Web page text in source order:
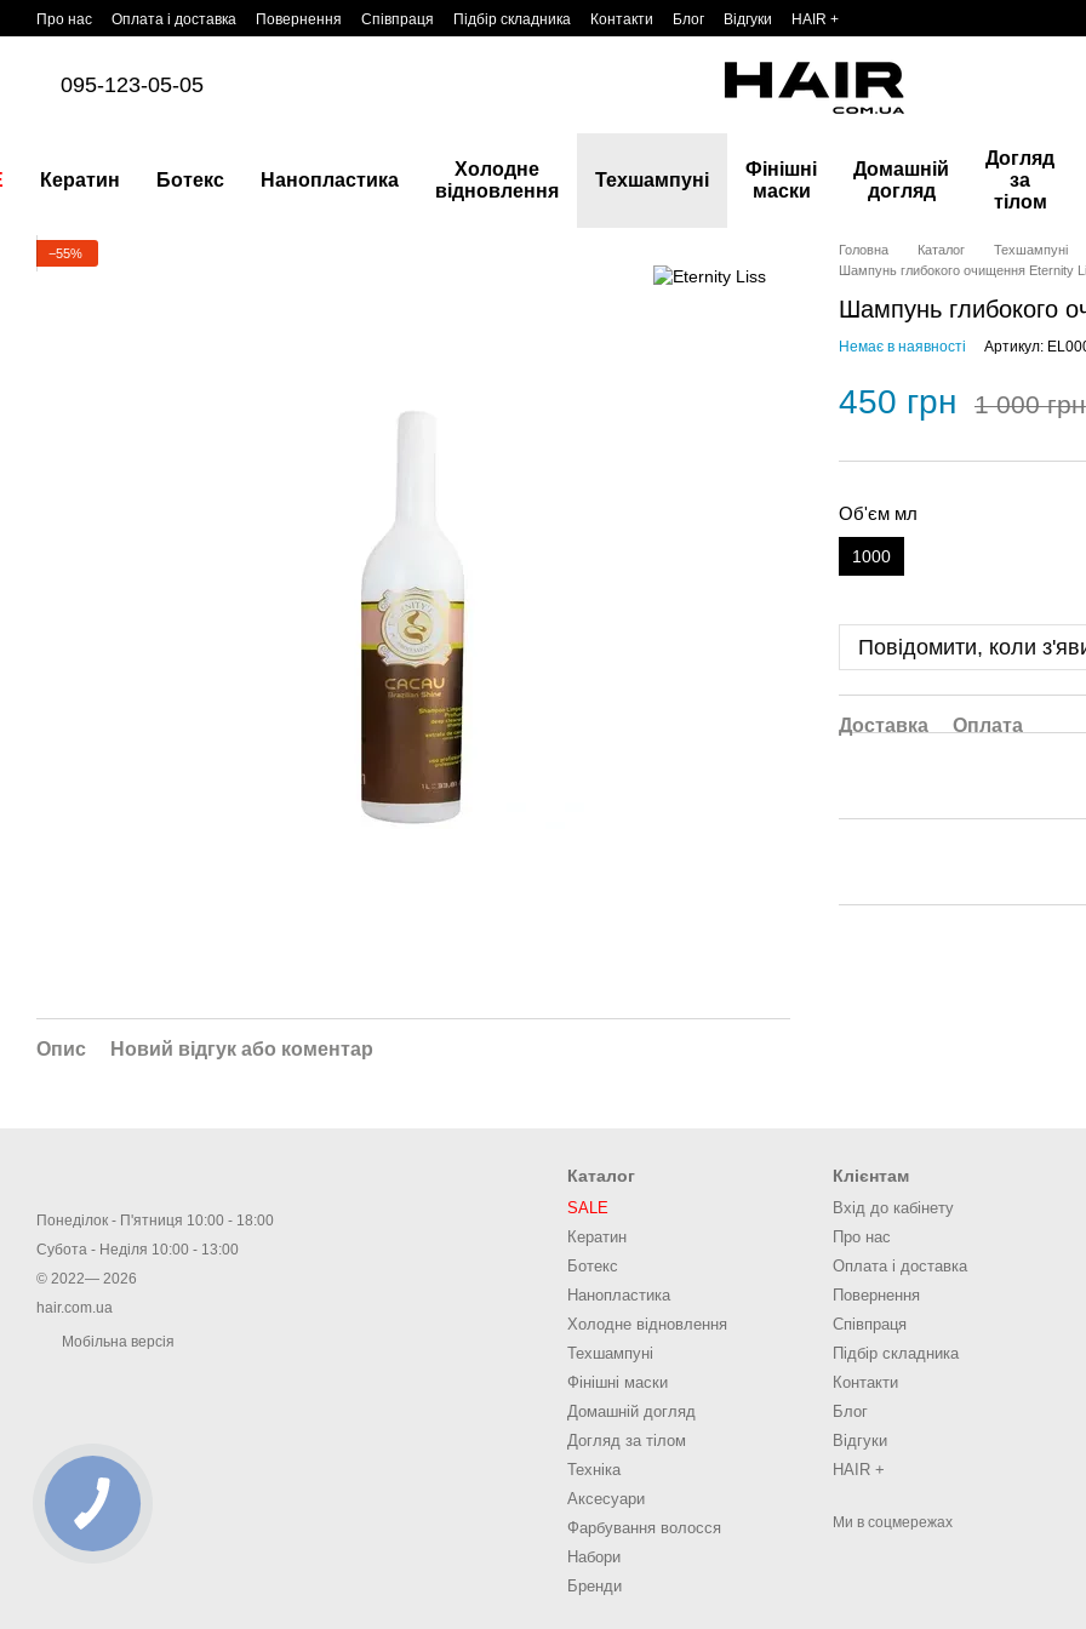
Перейти до основного контенту
Про нас Оплата і доставка Повернення Співпраця Підбір складника Контакти Блог Відгуки HAIR +
095-123-05-05
Кератин Ботекс Нанопластика
Холодне
відновлення
Техшампуні
Фінішні
маски
Домашній
догляд
Догляд
за
тілом
−55%
Опис Новий відгук або коментар
Головна Каталог Техшампуні
Шампунь глибокого очищення Eternity
Шампунь глибокого
Немає в наявності Артикул:
450 грн 1 000 грн
Об'єм мл
1000
Повідомити, коли
Доставка Оплата
Понеділок - П'ятниця 10:00 - 18:00
Субота - Неділя 10:00 - 13:00
© 2022— 2026
hair.com.ua
Мобільна версія
Каталог
SALE
Кератин
Ботекс
Нанопластика
Холодне відновлення
Техшампуні
Фінішні маски
Домашній догляд
Догляд за тілом
Техніка
Аксесуари
Фарбування волосся
Набори
Бренди
Клієнтам
Вхід до кабінету
Про нас
Оплата і доставка
Повернення
Співпраця
Підбір складника
Контакти
Блог
Відгуки
HAIR +
Ми в соцмережах